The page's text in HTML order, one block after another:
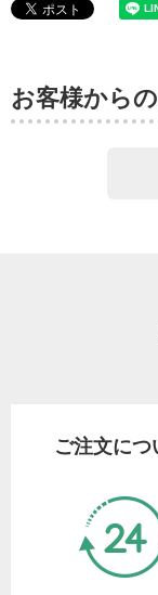
お客様から
ご注文につ